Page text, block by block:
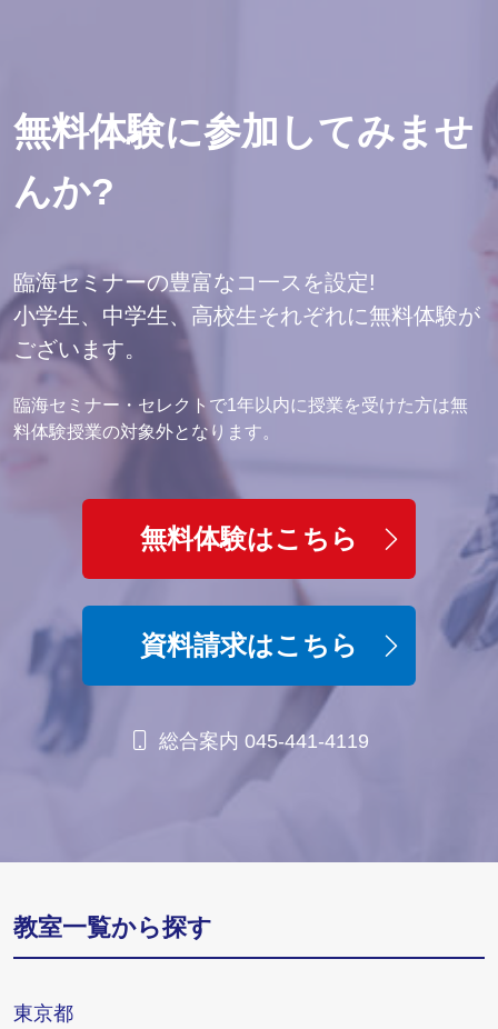
無料体験に参加してみませ
んか?
臨海セミナーの豊富なコ一スを設定!
小学生、中学生、高校生それぞれに無料体験が
ございます。
臨海セミナー・セレクトで1年以内に授業を受けた方は無
料体験授業の対象外となります。
無料体験はこちら
資料請求はこちら
総合案内 045-441-4119
教室一覧から探す
東京都